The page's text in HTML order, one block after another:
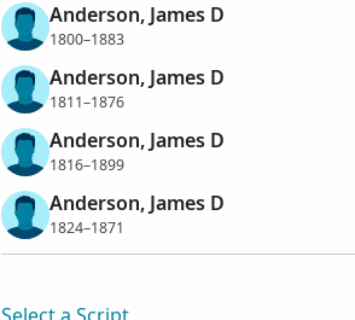
Anderson, James D
1800–1883
Anderson, James D
1811–1876
Anderson, James D
1816–1899
Anderson, James D
1824–1871